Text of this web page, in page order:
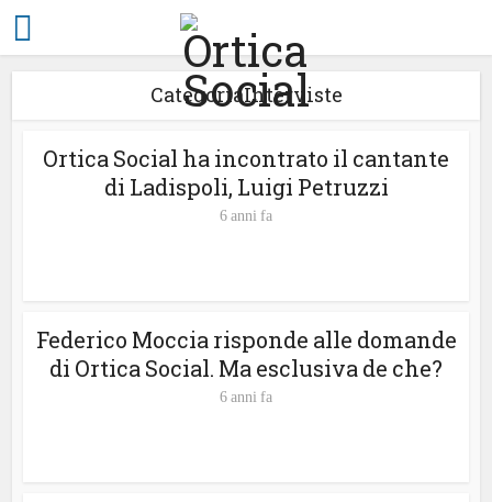
CategoriaInterviste
Ortica Social ha incontrato il cantante
di Ladispoli, Luigi Petruzzi
6 anni fa
Federico Moccia risponde alle domande
di Ortica Social. Ma esclusiva de che?
6 anni fa